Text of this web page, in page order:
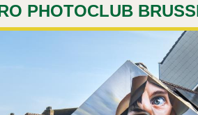
PHOTOCLUB